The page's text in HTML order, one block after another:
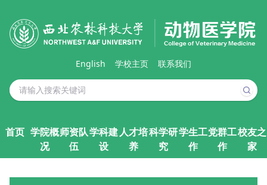
English 学校主页 联系我们
首页 学院概
况
师资队
伍
学科建
设
人才培
养
科学研
究
学生工
作
党群工
作
校友之
家